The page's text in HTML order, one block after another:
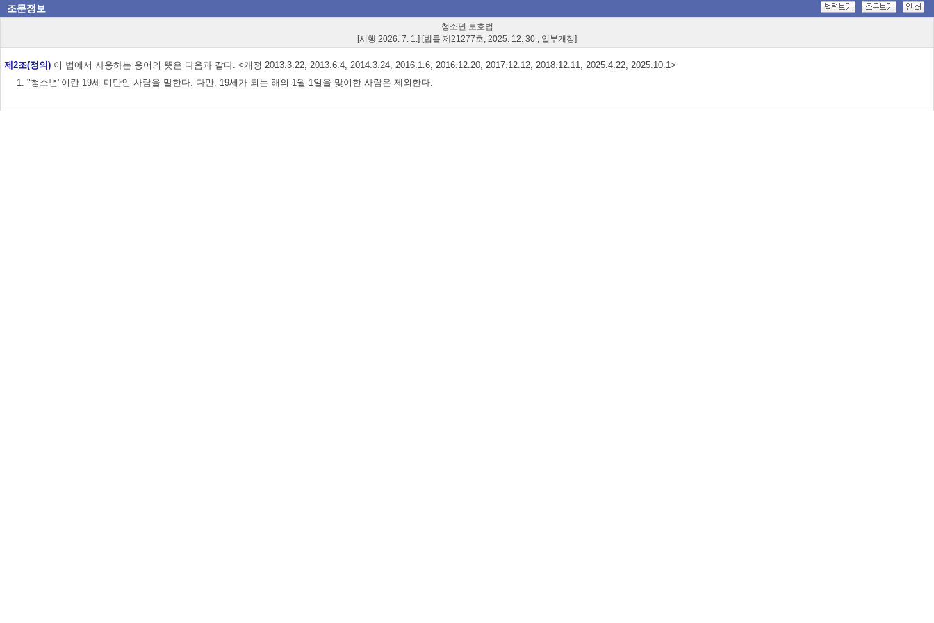
조문정보
청소년 보호법
[시행 2026. 7. 1.] [법률 제21277호, 2025. 12. 30., 일부개정]
제2조(정의) 이 법에서 사용하는 용어의 뜻은 다음과 같다. <개정 2013.3.22, 2013.6.4, 2014.3.24, 2016.1.6, 2016.12.20, 2017.12.12, 2018.12.11, 2025.4.22, 2025.10.1>
1. "청소년"이란 19세 미만인 사람을 말한다. 다만, 19세가 되는 해의 1월 1일을 맞이한 사람은 제외한다.